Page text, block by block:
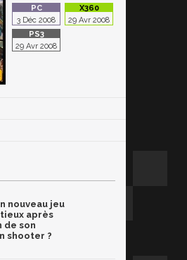
3 Déc 2008 29 Avr 2008
29 Avr 2008
nouveau jeu
après
de son
shooter ?